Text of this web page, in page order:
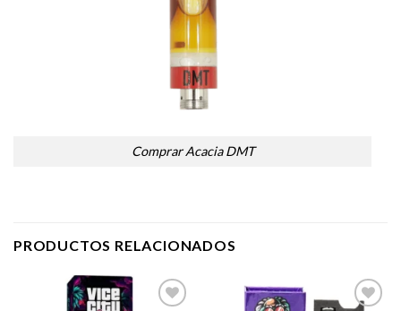
Comprar Acacia DMT
PRODUCTOS RELACIONADOS